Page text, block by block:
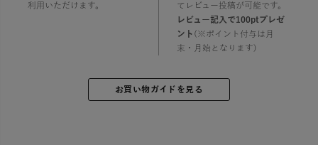
利用いただけます。
てレビュー投稿が可能です。
レビュー記入で100ptプレゼ
ント (※ポイント付与は月
末・月始となります)
お買い物ガイドを見る